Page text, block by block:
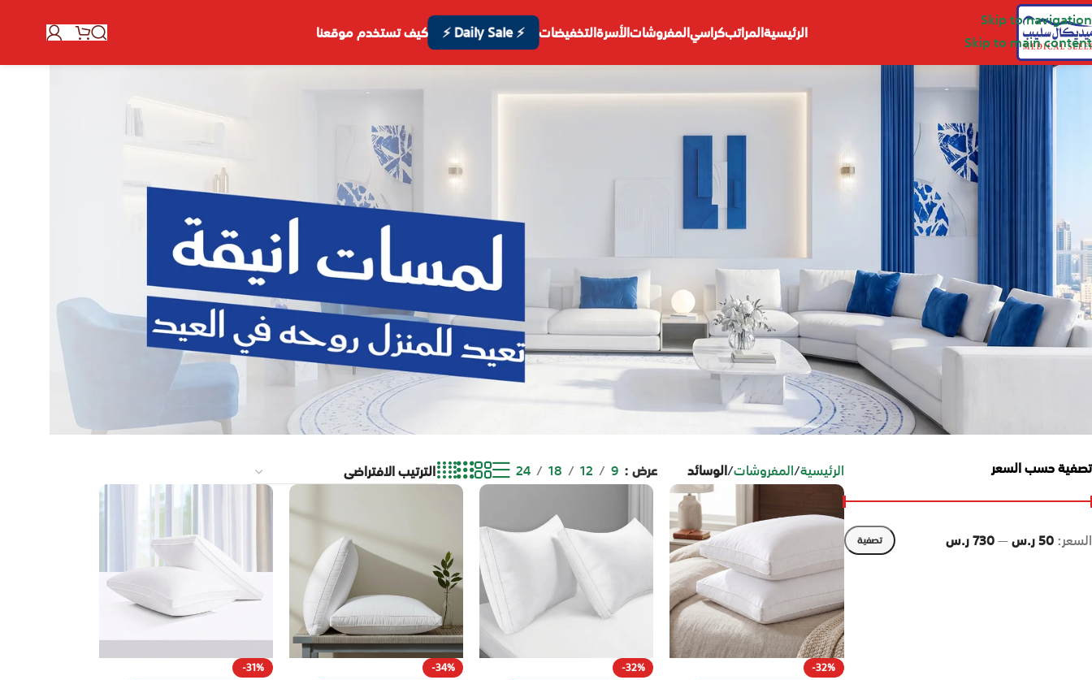
Skip to navigation
Skip to main content
الرئيسيةالمراتبكراسيالمفروشاتالأسرةالتخفيضات ⚡ Daily Sale ⚡ كيف تستخدم موقعنا
تصفية حسب السعر
تصفية السعر:50 ر.س —730 ر.س
الرئيسية/المفروشات/الوسائد عرض 9
12
18
24
-32%
-32%
-34%
-31%